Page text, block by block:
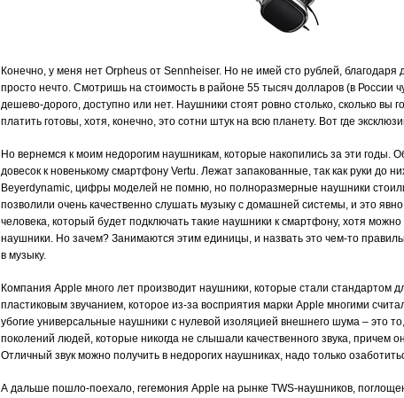
Конечно, у меня нет Orpheus от Sennheiser. Но не имей сто рублей,
просто нечто. Смотришь на стоимость в районе 55 тысяч долларов (в России
дешево-дорого, доступно или нет. Наушники стоят ровно столько, сколько
платить готовы, хотя, конечно, это сотни штук на всю планету. Вот где
Но вернемся к моим недорогим наушникам, которые накопились за эти годы.
довесок к новенькому смартфону Vertu. Лежат запакованные, так как руки
Beyerdynamic, цифры моделей не помню, но полноразмерные наушники
позволили очень качественно слушать музыку с домашней системы, и это
человека, который будет подключать такие наушники к смартфону, хотя
наушники. Но зачем? Занимаются этим единицы, и назвать это чем-то
в музыку.
Компания Apple много лет производит наушники, которые стали стандартом
пластиковым звучанием, которое из-за восприятия марки Apple многими
убогие универсальные наушники с нулевой изоляцией внешнего шума – это
поколений людей, которые никогда не слышали качественного звука, причем
Отличный звук можно получить в недорогих наушниках, надо только
А дальше пошло-поехало, гегемония Apple на рынке TWS-наушников,